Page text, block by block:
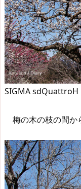
SIGMA sdQuattroH
梅の木の枝の間か